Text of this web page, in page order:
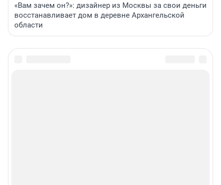
«Вам зачем он?»: дизайнер из Москвы за свои деньги
восстанавливает дом в деревне Архангельской
области